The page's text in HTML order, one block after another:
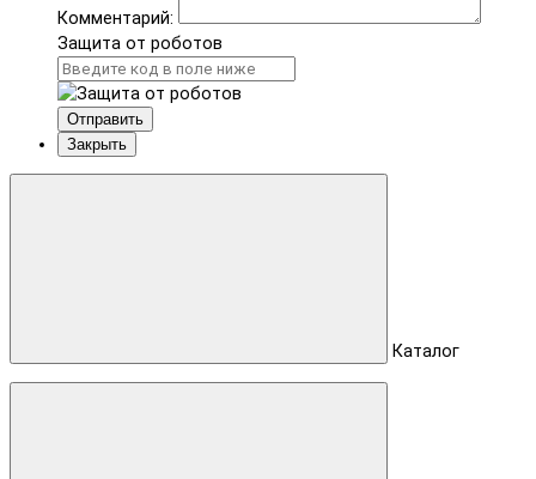
Комментарий:
Защита от роботов
Отправить
Закрыть
Каталог